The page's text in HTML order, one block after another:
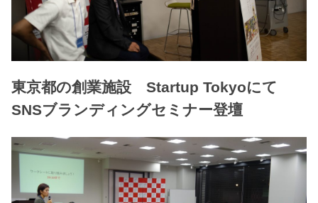
東京都の創業施設 Startup Tokyoにて
SNSブランディングセミナー登壇